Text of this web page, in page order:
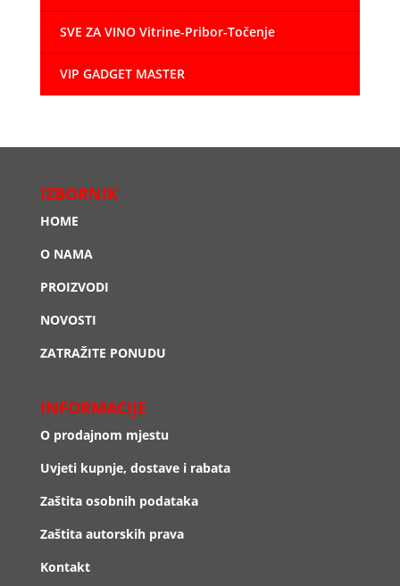
SVE ZA VINO Vitrine-Pribor-Točenje
VIP GADGET MASTER
IZBORNIK
HOME
O NAMA
PROIZVODI
NOVOSTI
ZATRAŽITE PONUDU
INFORMACIJE
O prodajnom mjestu
Uvjeti kupnje, dostave i rabata
Zaštita osobnih podataka
Zaštita autorskih prava
Kontakt